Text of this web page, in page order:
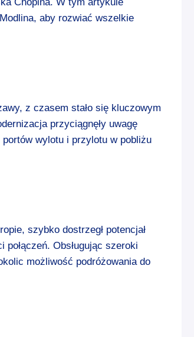
aby rozwiać wszelkie
z czasem stało się kluczowym
przyciągnęły uwagę
wylotu i przylotu w pobliżu
szybko dostrzegł potencjał
Obsługując szeroki
możliwość podróżowania do